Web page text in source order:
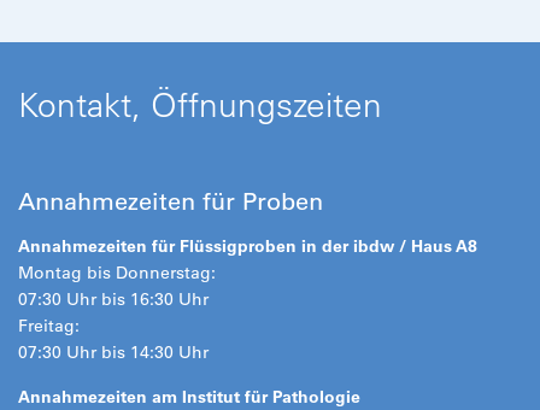
Kontakt, Öffnungszeiten
Annahmezeiten für Proben
Annahmezeiten für Flüssigproben in der ibdw / Haus A8
Montag bis Donnerstag:
07:30 Uhr bis 16:30 Uhr
Freitag:
07:30 Uhr bis 14:30 Uhr
Annahmezeiten am Institut für Pathologie